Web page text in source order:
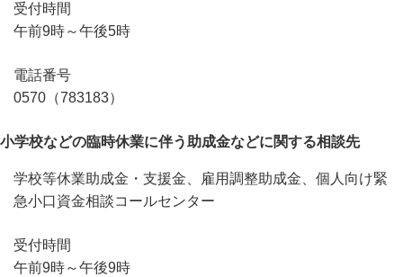
受付時間
午前9時～午後5時
電話番号
0570（783183）
小学校などの臨時休業に伴う助成金などに関する相談先
学校等休業助成金・支援金、雇用調整助成金、個人向け緊
急小口資金相談コールセンター
受付時間
午前9時～午後9時